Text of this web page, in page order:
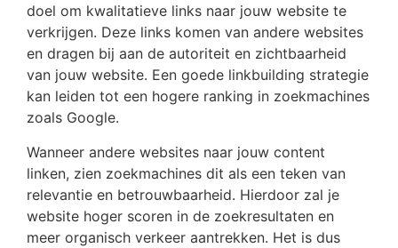
doel om kwalitatieve links naar jouw website te
verkrijgen. Deze links komen van andere websites
en dragen bij aan de autoriteit en zichtbaarheid
van jouw website. Een goede linkbuilding strategie
kan leiden tot een hogere ranking in zoekmachines
zoals Google.
Wanneer andere websites naar jouw content
linken, zien zoekmachines dit als een teken van
relevantie en betrouwbaarheid. Hierdoor zal je
website hoger scoren in de zoekresultaten en
meer organisch verkeer aantrekken. Het is dus